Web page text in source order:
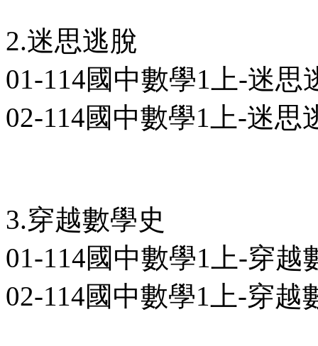
2.迷思逃脫
01-114國中數學1上-迷思
02-114國中數學1上-迷思
3.穿越數學史
01-114國中數學1上-穿越
02-114國中數學1上-穿越